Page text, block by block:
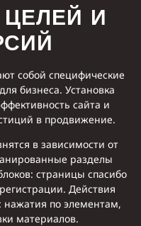
И
собой специфические
бизнеса. Установка
сайта и
в продвижение.
в зависимости от
разделы
страницы спасибо
Действия
нажатия по элементам,
материалов.